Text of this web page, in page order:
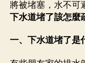
將被堵塞，水不可
下水道堵了該怎麼
一、下水道堵了是